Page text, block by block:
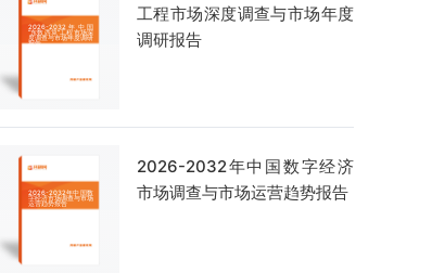
工程市场深度调查与市场年度
调研报告
2026-2032年中国数字经济
市场调查与市场运营趋势报告